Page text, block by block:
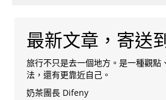
最新文章，寄送
旅行不只是去一個地方。是一種觀點
法，還有更靠近自己。
奶茶團長 Difeny